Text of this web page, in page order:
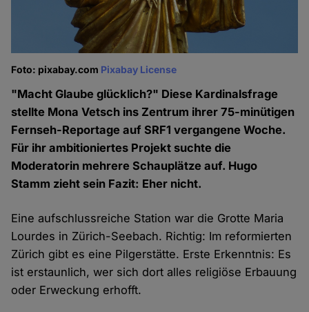
Foto: pixabay.com Pixabay License
"Macht Glaube glücklich?" Diese Kardinalsfrage
stellte Mona Vetsch ins Zentrum ihrer 75-minütigen
Fernseh-Reportage auf SRF1 vergangene Woche.
Für ihr ambitioniertes Projekt suchte die
Moderatorin mehrere Schauplätze auf. Hugo
Stamm zieht sein Fazit: Eher nicht.
Eine aufschlussreiche Station war die Grotte Maria
Lourdes in Zürich-Seebach. Richtig: Im reformierten
Zürich gibt es eine Pilgerstätte. Erste Erkenntnis: Es
ist erstaunlich, wer sich dort alles religiöse Erbauung
oder Erweckung erhofft.